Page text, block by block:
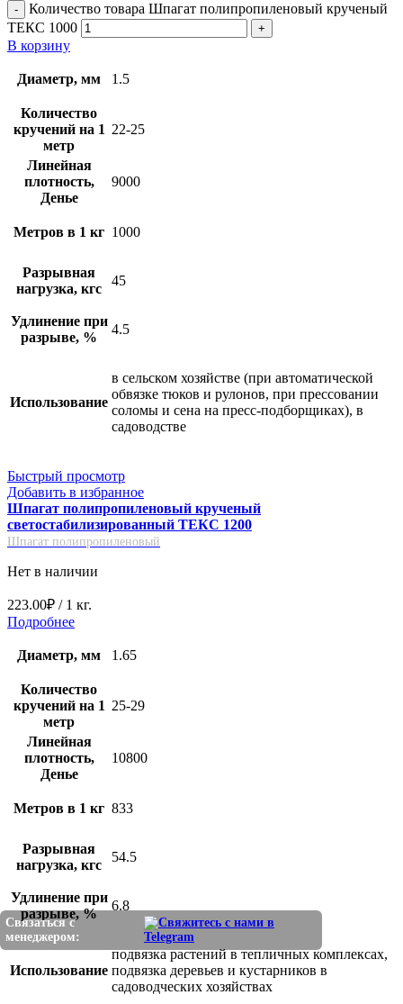
Количество товара Шпагат полипропиленовый крученый
ТЕКС 1000
В корзину
Диаметр, мм 1.5
Количество
кручений на 1
метр
22-25
Линейная
плотность,
Денье
9000
Метров в 1 кг 1000
Разрывная
нагрузка, кгс
45
Удлинение при
разрыве, %
4.5
Использование
в сельском хозяйстве (при автоматической
обвязке тюков и рулонов, при прессовании
соломы и сена на пресс-подборщиках), в
садоводстве
Быстрый просмотр
Добавить в избранное
Шпагат полипропиленовый крученый
светостабилизированный ТЕКС 1200
Шпагат полипропиленовый
Нет в наличии
223.00₽ / 1 кг.
Подробнее
Диаметр, мм 1.65
Количество
кручений на 1
метр
25-29
Линейная
плотность,
Денье
10800
Метров в 1 кг 833
Разрывная
нагрузка, кгс
54.5
Удлинение при
разрыве, %
6.8
Использование
подвязка растений в тепличных комплексах,
подвязка деревьев и кустарников в
садоводческих хозяйствах
Связаться с
менеджером: